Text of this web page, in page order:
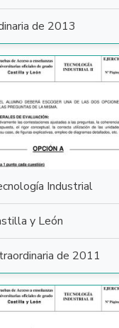
de 2013
Industrial
y León
de 2011